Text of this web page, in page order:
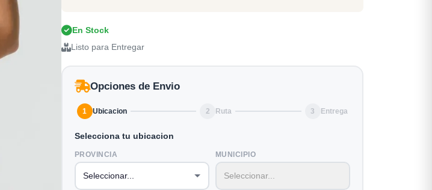
En Stock
Listo para Entregar
Opciones de Envio
1 Ubicacion 2 Ruta 3 Entrega
Selecciona tu ubicacion
PROVINCIA MUNICIPIO